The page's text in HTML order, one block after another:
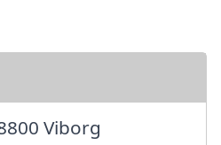
Viborg